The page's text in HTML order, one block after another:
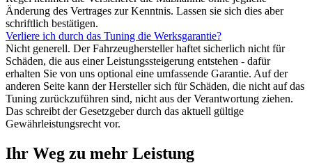
Änderung des Vertrages zur Kenntnis. Lassen sie sich dies aber
schriftlich bestätigen.
Verliere ich durch das Tuning die Werksgarantie?
Nicht generell. Der Fahrzeughersteller haftet sicherlich nicht für
Schäden, die aus einer Leistungssteigerung entstehen - dafür
erhalten Sie von uns optional eine umfassende Garantie. Auf der
anderen Seite kann der Hersteller sich für Schäden, die nicht auf das
Tuning zurückzuführen sind, nicht aus der Verantwortung ziehen.
Das schreibt der Gesetzgeber durch das aktuell gültige
Gewährleistungsrecht vor.
Ihr Weg zu mehr Leistung